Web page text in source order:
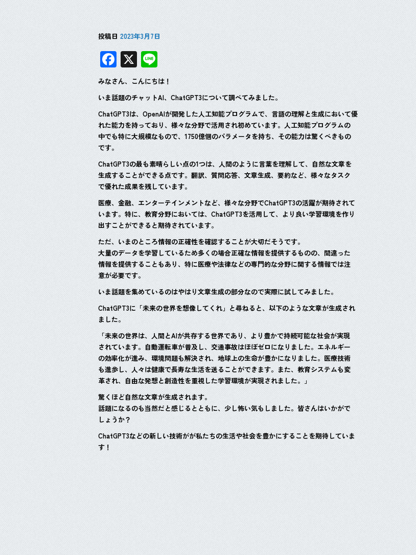
投稿日 2023年3月7日
F
ac
e
b
o
o
k
X Li
n
e
みなさん、こんにちは！
いま話題のチャットAI、ChatGPT3について調べてみました。
ChatGPT3は、OpenAIが開発した人工知能プログラムで、言語の理解と生成において優
れた能力を持っており、様々な分野で活用され初めています。人工知能プログラムの
中でも特に大規模なもので、1750億個のパラメータを持ち、その能力は驚くべきもの
です。
ChatGPT3の最も素晴らしい点の1つは、人間のように言葉を理解して、自然な文章を
生成することができる点です。翻訳、質問応答、文章生成、要約など、様々なタスク
で優れた成果を残しています。
医療、金融、エンターテインメントなど、様々な分野でChatGPT3の活躍が期待されて
います。特に、教育分野においては、ChatGPT3を活用して、より良い学習環境を作り
出すことができると期待されています。
ただ、いまのところ情報の正確性を確認することが大切だそうです。
大量のデータを学習しているため多くの場合正確な情報を提供するものの、間違った
情報を提供することもあり、特に医療や法律などの専門的な分野に関する情報では注
意が必要です。
いま話題を集めているのはやはり文章生成の部分なので実際に試してみました。
ChatGPT3に「未来の世界を想像してくれ」と尋ねると、以下のような文章が生成され
ました。
「未来の世界は、人間とAIが共存する世界であり、より豊かで持続可能な社会が実現
されています。自動運転車が普及し、交通事故はほぼゼロになりました。エネルギー
の効率化が進み、環境問題も解決され、地球上の生命が豊かになりました。医療技術
も進歩し、人々は健康で長寿な生活を送ることができます。また、教育システムも変
革され、自由な発想と創造性を重視した学習環境が実現されました。」
驚くほど自然な文章が生成されます。
話題になるのも当然だと感じるとともに、少し怖い気もしました。皆さんはいかがで
しょうか？
ChatGPT3などの新しい技術がが私たちの生活や社会を豊かにすることを期待していま
す！